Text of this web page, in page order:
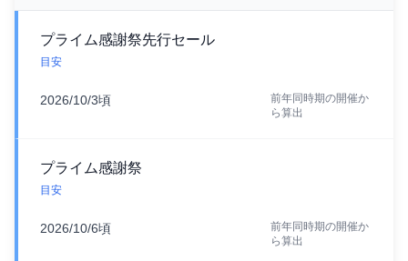
プライム感謝祭先行セール
目安
2026/10/3頃
前年同時期の開催か
ら算出
プライム感謝祭
目安
2026/10/6頃
前年同時期の開催か
ら算出